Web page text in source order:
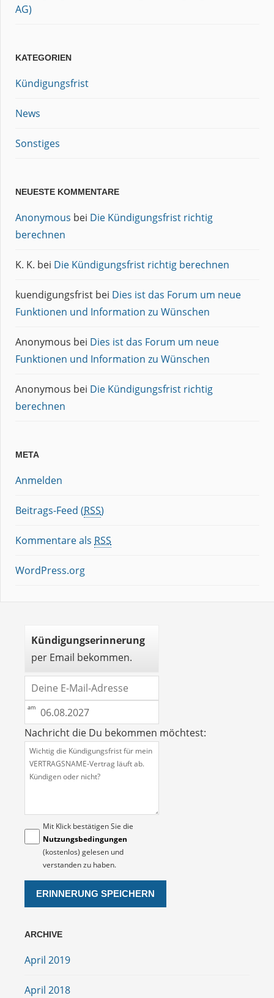
AG)
KATEGORIEN
Kündigungsfrist
News
Sonstiges
NEUESTE KOMMENTARE
Anonymous bei Die Kündigungsfrist richtig
berechnen
K. K. bei Die Kündigungsfrist richtig berechnen
kuendigungsfrist bei Dies ist das Forum um neue
Funktionen und Information zu Wünschen
Anonymous bei Dies ist das Forum um neue
Funktionen und Information zu Wünschen
Anonymous bei Die Kündigungsfrist richtig
berechnen
META
Anmelden
Beitrags-Feed (RSS)
Kommentare als RSS
WordPress.org
Kündigungserinnerung
per Email bekommen.
Nachricht die Du bekommen möchtest:
Mit Klick bestätigen Sie die
Nutzungsbedingungen
(kostenlos) gelesen und
verstanden zu haben.
ARCHIVE
April 2019
April 2018